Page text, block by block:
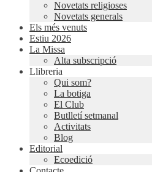
Novetats religioses
Novetats generals
Els més venuts
Estiu 2026
La Missa
Alta subscripció
Llibreria
Qui som?
La botiga
El Club
Butlletí setmanal
Activitats
Blog
Editorial
Ecoedició